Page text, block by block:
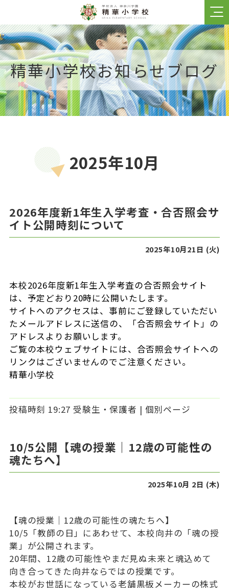
学校紹介
学校長あいさつ
校訓・建学の精神
沿革
児童数／居住地域
制服
精華の教育
各教科の取り組み
体験学習
クラブ・委員会
学校生活
施設紹介
児童の一日
学校説明会・公開行事
入試要項
転入／編入要項
資料請求
精華小学校お知らせブログ
2025年10月
2026年度新1年生入学考査・合否照会サ
イト公開時刻について
2025年10月21日 (火)
本校2026年度新1年生入学考査の合否照会サイト
は、予定どおり20時に公開いたします。
サイトへのアクセスは、事前にご登録していただい
たメールアドレスに送信の、「合否照会サイト」の
アドレスよりお願いします。
ご覧の本校ウェブサイトには、合否照会サイトへの
リンクはございませんのでご注意ください。
精華小学校
投稿時刻 19:27 受験生・保護者 | 個別ページ
10/5公開【魂の授業｜12歳の可能性の
魂たちへ】
2025年10月 2日 (木)
【魂の授業｜12歳の可能性の魂たちへ】
10/5「教師の日」にあわせて、本校向井の「魂の授
業」が公開されます。
20年間、12歳の可能性やまだ見ぬ未来と魂込めて
向き合ってきた向井ならではの授業です。
本校がお世話になっている老舗黒板メーカーの株式